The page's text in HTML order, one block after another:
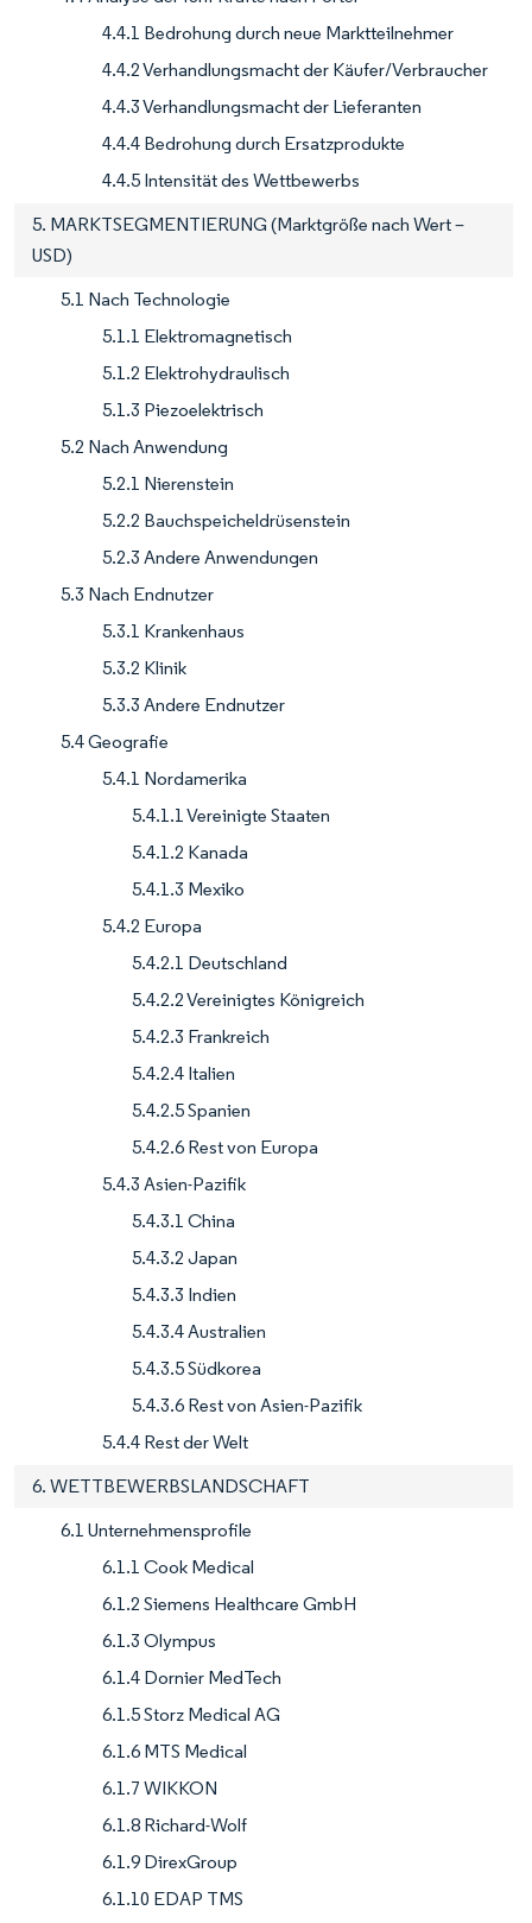
4.4.1 Bedrohung durch neue Marktteilnehmer
4.4.2 Verhandlungsmacht der Käufer/Verbraucher
4.4.3 Verhandlungsmacht der Lieferanten
4.4.4 Bedrohung durch Ersatzprodukte
4.4.5 Intensität des Wettbewerbs
5. MARKTSEGMENTIERUNG (Marktgröße nach Wert –
USD)
5.1 Nach Technologie
5.1.1 Elektromagnetisch
5.1.2 Elektrohydraulisch
5.1.3 Piezoelektrisch
5.2 Nach Anwendung
5.2.1 Nierenstein
5.2.2 Bauchspeicheldrüsenstein
5.2.3 Andere Anwendungen
5.3 Nach Endnutzer
5.3.1 Krankenhaus
5.3.2 Klinik
5.3.3 Andere Endnutzer
5.4 Geografie
5.4.1 Nordamerika
5.4.1.1 Vereinigte Staaten
5.4.1.2 Kanada
5.4.1.3 Mexiko
5.4.2 Europa
5.4.2.1 Deutschland
5.4.2.2 Vereinigtes Königreich
5.4.2.3 Frankreich
5.4.2.4 Italien
5.4.2.5 Spanien
5.4.2.6 Rest von Europa
5.4.3 Asien-Pazifik
5.4.3.1 China
5.4.3.2 Japan
5.4.3.3 Indien
5.4.3.4 Australien
5.4.3.5 Südkorea
5.4.3.6 Rest von Asien-Pazifik
5.4.4 Rest der Welt
6. WETTBEWERBSLANDSCHAFT
6.1 Unternehmensprofile
6.1.1 Cook Medical
6.1.2 Siemens Healthcare GmbH
6.1.3 Olympus
6.1.4 Dornier MedTech
6.1.5 Storz Medical AG
6.1.6 MTS Medical
6.1.7 WIKKON
6.1.8 Richard-Wolf
6.1.9 DirexGroup
6.1.10 EDAP TMS